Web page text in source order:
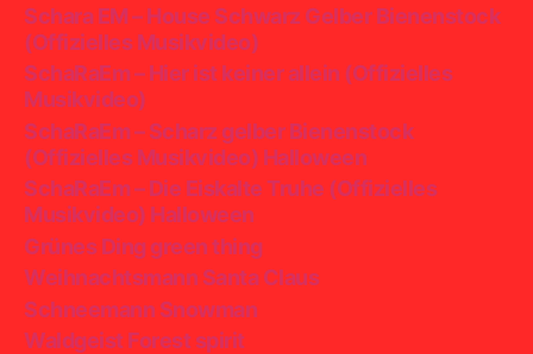
Schara EM – House Schwarz Gelber Bienenstock
(Offizielles Musikvideo)
SchaRaEm – Hier ist keiner allein (Offizielles
Musikvideo)
SchaRaEm – Scharz gelber Bienenstock
(Offizielles Musikvideo) Halloween
SchaRaEm – Die Eiskalte Truhe (Offizielles
Musikvideo) Halloween
Grünes Ding green thing
Weihnachtsmann Santa Claus
Schneemann Snowman
Waldgeist Forest spirit